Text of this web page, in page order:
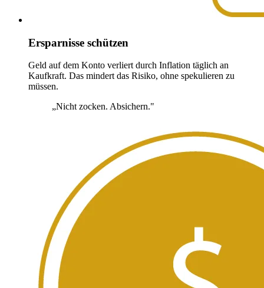
Ersparnisse schützen
Geld auf dem Konto verliert durch Inflation täglich an
Kaufkraft. Das mindert das Risiko, ohne spekulieren zu
müssen.
„Nicht zocken. Absichern."